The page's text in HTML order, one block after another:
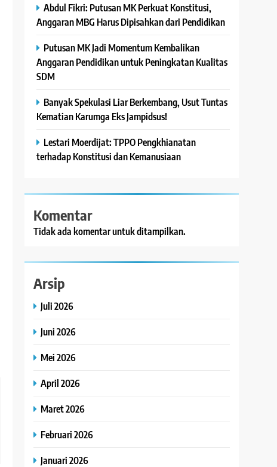
Abdul Fikri: Putusan MK Perkuat Konstitusi,
Anggaran MBG Harus Dipisahkan dari Pendidikan
Putusan MK Jadi Momentum Kembalikan
Anggaran Pendidikan untuk Peningkatan Kualitas
SDM
Banyak Spekulasi Liar Berkembang, Usut Tuntas
Kematian Karumga Eks Jampidsus!
Lestari Moerdijat: TPPO Pengkhianatan
terhadap Konstitusi dan Kemanusiaan
Komentar
Tidak ada komentar untuk ditampilkan.
Arsip
Juli 2026
Juni 2026
Mei 2026
April 2026
Maret 2026
Februari 2026
Januari 2026